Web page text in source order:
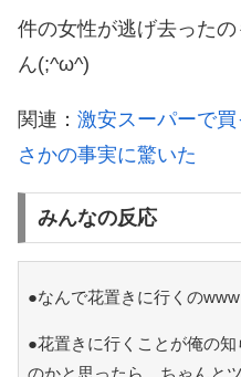
件の女性が逃げ去った
ん(;^ω^)
関連： 激安スーパーで
さかの事実に驚いた
みんなの反応
●なんで花置きに行くのwww
●花置きに行くことが俺の
のかと思ったら、ちゃんと